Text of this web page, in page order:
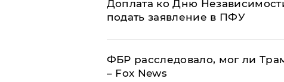
Доплата ко Дню
подать заявление в ПФУ
ФБР расследовало, мог ли
– Fox News